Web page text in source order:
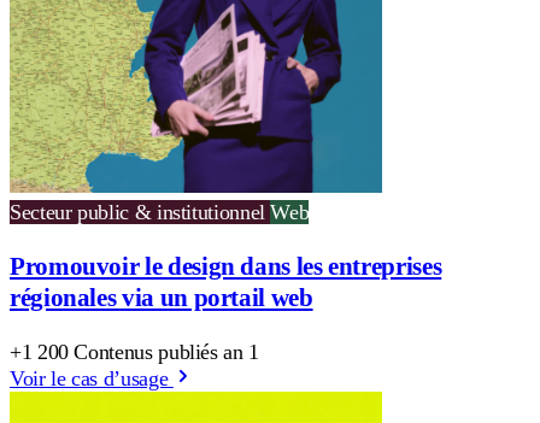
Secteur public & institutionnelWeb
Promouvoir le design dans les entreprises
régionales via un portail web
+1 200 Contenus publiés an 1
Voir le cas d’usage